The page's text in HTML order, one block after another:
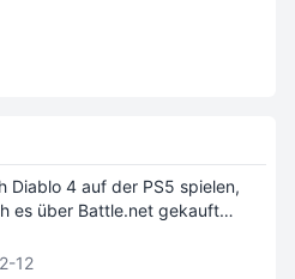
Diablo 4 auf der PS5 spielen,
es über Battle.net gekauft
12